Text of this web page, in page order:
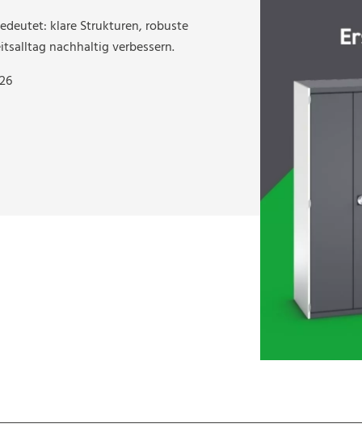
klare Strukturen, robuste
nachhaltig verbessern.